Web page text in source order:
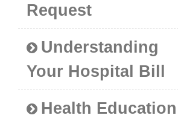
Request
Understanding
Your Hospital Bill
Health Education